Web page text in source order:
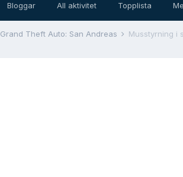
Bloggar All aktivitet Topplista
Grand Theft Auto: San Andreas Musstyrning i